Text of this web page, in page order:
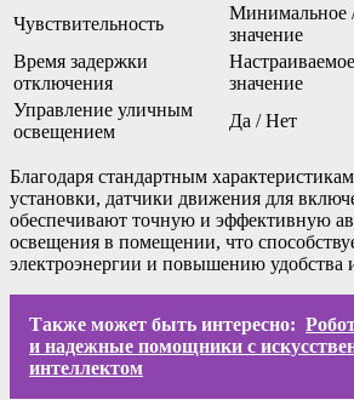
Чувствительность
Минимальное
значение
Время задержки
отключения
значение
Управление уличным
освещением
Да / Нет
Благодаря стандартным
установки, датчики движения для
обеспечивают точную и эффективную
освещения в помещении, что
электроэнергии и повышению удобства
Также может быть интересно:
и надежные помощники с
интеллектом